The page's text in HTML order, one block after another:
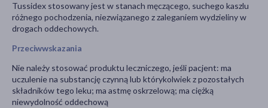
Tussidex stosowany jest w stanach męczącego, suchego kaszlu
różnego pochodzenia, niezwiązanego z zaleganiem wydzieliny w
drogach oddechowych.
Przeciwwskazania
Nie należy stosować produktu leczniczego, jeśli pacjent: ma
uczulenie na substancję czynną lub którykolwiek z pozostałych
składników tego leku; ma astmę oskrzelową; ma ciężką
niewydolność oddechową